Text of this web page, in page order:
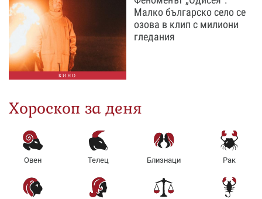
КИНО
Малко българско село се
озова в клип с милиони
гледания
Хороскоп за деня
Овен Телец Близнаци Рак